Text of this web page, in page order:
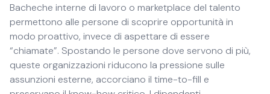
Bacheche interne di lavoro o marketplace del talento
permettono alle persone di scoprire opportunità in
modo proattivo, invece di aspettare di essere
“chiamate”. Spostando le persone dove servono di più,
queste organizzazioni riducono la pressione sulle
assunzioni esterne, accorciano il time-to-fill e